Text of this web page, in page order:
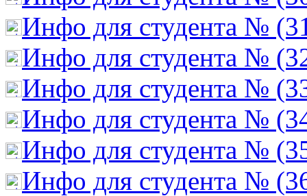
Инфо для студента №
Инфо для студента №
Инфо для студента №
Инфо для студента №
Инфо для студента №
Инфо для студента №